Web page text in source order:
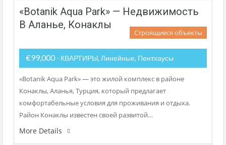
«Botanik Aqua Park» — Недвижимость
В Аланье, Конаклы
Строящиеся объекты
€99,000 - КВАРТИРЫ, Линейные, Пентхаусы
«Botanik Aqua Park» — это жилой комплекс в районе
Конаклы, Аланья, Турция, который предлагает
комфортабельные условия для проживания и отдыха.
Район Конаклы известен своей развитой…
More Details